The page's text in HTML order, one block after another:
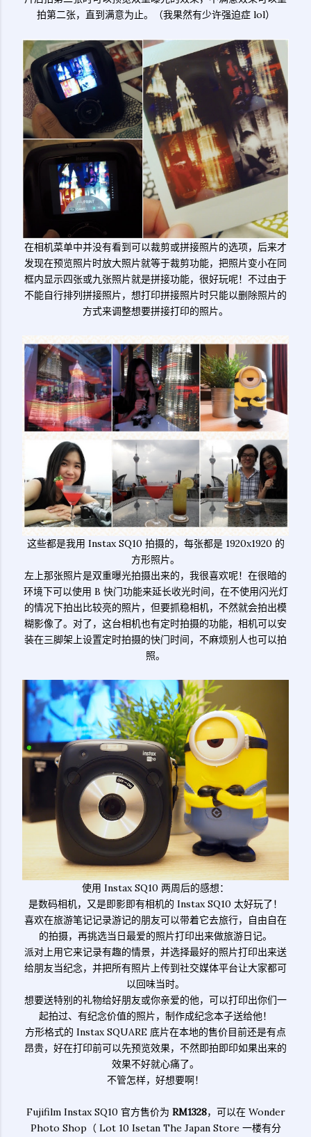
拍第二张，直到满意为止。（我果然有少许强迫症 lol）
在相机菜单中并没有看到可以裁剪或拼接照片的选项，后来才
发现在预览照片时放大照片就等于裁剪功能，把照片变小在同
框内显示四张或九张照片就是拼接功能，很好玩呢！不过由于
不能自行排列拼接照片，想打印拼接照片时只能以删除照片的
方式来调整想要拼接打印的照片。
这些都是我用 Instax SQ10 拍摄的，每张都是 1920x1920 的
方形照片。
左上那张照片是双重曝光拍摄出来的，我很喜欢呢！在很暗的
环境下可以使用 B 快门功能来延长收光时间，在不使用闪光灯
的情况下拍出比较亮的照片，但要抓稳相机，不然就会拍出模
糊影像了。对了，这台相机也有定时拍摄的功能，相机可以安
装在三脚架上设置定时拍摄的快门时间，不麻烦别人也可以拍
照。
使用 Instax SQ10 两周后的感想：
是数码相机，又是即影即有相机的 Instax SQ10 太好玩了！
喜欢在旅游笔记记录游记的朋友可以带着它去旅行，自由自在
的拍摄，再挑选当日最爱的照片打印出来做旅游日记。
派对上用它来记录有趣的情景，并选择最好的照片打印出来送
给朋友当纪念，并把所有照片上传到社交媒体平台让大家都可
以回味当时。
想要送特别的礼物给好朋友或你亲爱的他，可以打印出你们一
起拍过、有纪念价值的照片，制作成纪念本子送给他！
方形格式的 Instax SQUARE 底片在本地的售价目前还是有点
昂贵，好在打印前可以先预览效果，不然即拍即印如果出来的
效果不好就心痛了。
不管怎样，好想要啊！
Fujifilm Instax SQ10 官方售价为 RM1328，可以在 Wonder
Photo Shop（ Lot 10 Isetan The Japan Store 一楼有分